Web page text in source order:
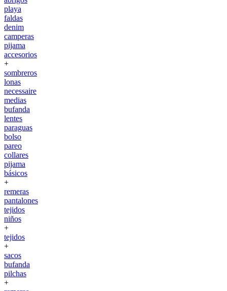
playa
faldas
denim
camperas
pijama
accesorios
+
sombreros
lonas
necessaire
medias
bufanda
lentes
paraguas
bolso
pareo
collares
pijama
básicos
+
remeras
pantalones
tejidos
niños
+
tejidos
+
sacos
bufanda
pilchas
+